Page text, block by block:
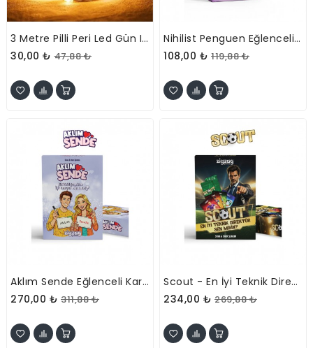
3 Metre Pilli Peri Led Gün Işığı
30,00 ₺ 47,88 ₺
Nihilist Penguen Eğlenceli Kart Oyunu
108,00 ₺ 119,88 ₺
Aklım Sende Eğlenceli Kart Oyunu
270,00 ₺ 311,88 ₺
Scout - En İyi Teknik Direktör Sen Misin? Eğlenceli Kutu Oyunu
234,00 ₺ 269,88 ₺